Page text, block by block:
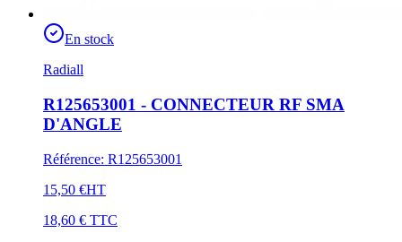
En stock
Radiall
R125653001 - CONNECTEUR RF SMA
D'ANGLE
Référence: R125653001
15,50 €HT
18,60 € TTC